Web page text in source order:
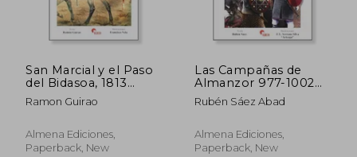
San Marcial y el Paso
del Bidasoa, 1813
(Guerreros y Batallas)
(in Spanish)
Ramon Guirao
Almena Ediciones,
Paperback, New
Las Campañas de
Almanzor 977-1002
(in Spanish)
Rubén Sáez Abad
Almena Ediciones,
Paperback, New